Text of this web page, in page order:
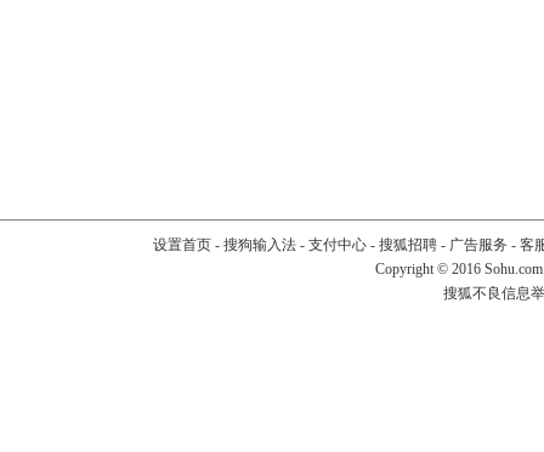
设置首页- 搜狗输入法- 支付中心- 搜狐招聘- 广告服务 - 客
Copyright © 2016
搜狐不良信息